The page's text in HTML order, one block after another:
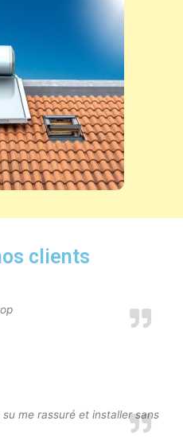
clients
me rassuré et installer sans